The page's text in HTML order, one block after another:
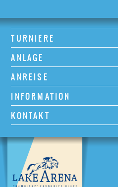
TURNIERE
ANLAGE
ANREISE
INFORMATION
KONTAKT